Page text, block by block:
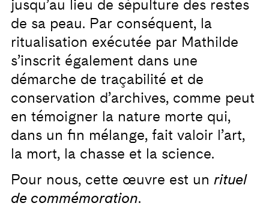
jusqu’au lieu de sépulture des restes
de sa peau. Par conséquent, la
ritualisation exécutée par Mathilde
s’inscrit également dans une
démarche de traçabilité et de
conservation d’archives, comme peut
en témoigner la nature morte qui,
dans un fin mélange, fait valoir l’art,
la mort, la chasse et la science.
Pour nous, cette œuvre est un rituel
de commémoration.